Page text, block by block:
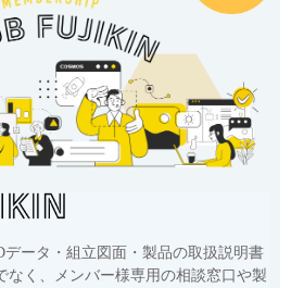
データ・組立図面・製品の取扱説明書
なく、メンバー様専用の相談窓口や製